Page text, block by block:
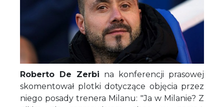
Roberto De Zerbi na konferencji prasowej
skomentował plotki dotyczące objęcia przez
niego posady trenera Milanu: "Ja w Milanie? Z